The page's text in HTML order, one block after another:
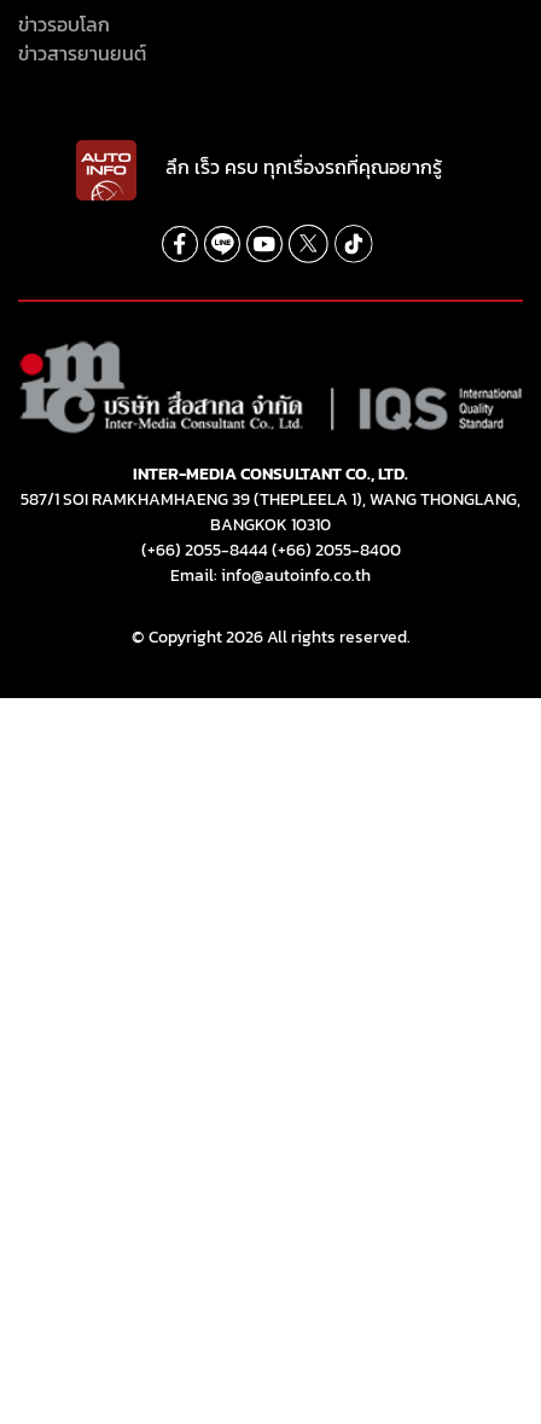
ข่าวรอบโลก
ข่าวสารยานยนต์
ลึก เร็ว ครบ ทุกเรื่องรถที่คุณอยากรู้
INTER-MEDIA CONSULTANT CO., LTD.
587/1 SOI RAMKHAMHAENG 39 (THEPLEELA 1), WANG THONGLANG,
BANGKOK 10310
(+66) 2055-8444(+66) 2055-8400
Email: info@autoinfo.co.th
© Copyright 2026 All rights reserved.